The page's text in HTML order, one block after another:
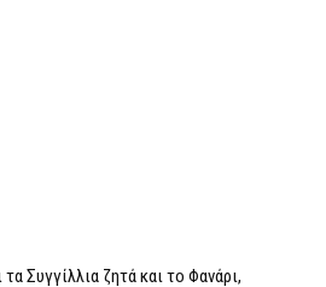
Συγγίλλια ζητά και το Φανάρι,